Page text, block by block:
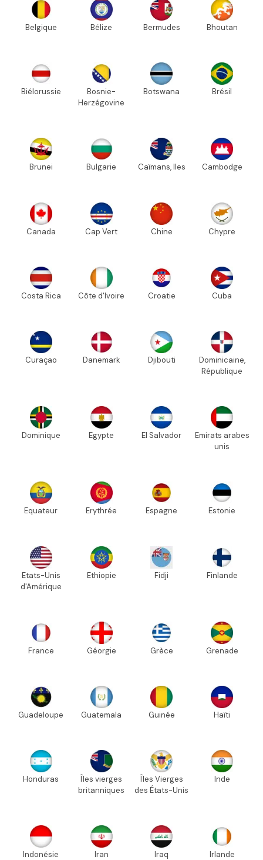
Belgique Bélize Bermudes Bhoutan
Biélorussie
Bosnie-
Herzégovine
Botswana Brésil
Brunei Bulgarie Caïmans, Iles Cambodge
Canada Cap Vert Chine Chypre
Costa Rica Côte d'Ivoire Croatie Cuba
Curaçao Danemark Djibouti
Dominicaine,
République
Dominique Egypte El Salvador
Emirats arabes
unis
Equateur Erythrée Espagne Estonie
Etats-Unis
d'Amérique
Ethiopie Fidji Finlande
France Géorgie Grèce Grenade
Guadeloupe Guatemala Guinée Haïti
Honduras
Îles vierges
britanniques
Îles Vierges
des États-Unis
Inde
Indonésie Iran Iraq Irlande